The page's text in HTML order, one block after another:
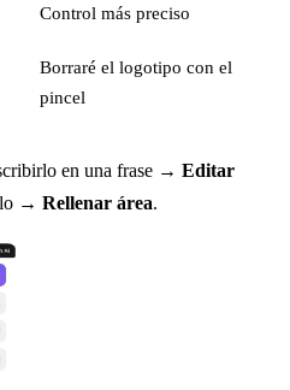
Control más preciso
Borraré el logotipo con el
pincel
en una frase → Editar
→ Rellenar área.